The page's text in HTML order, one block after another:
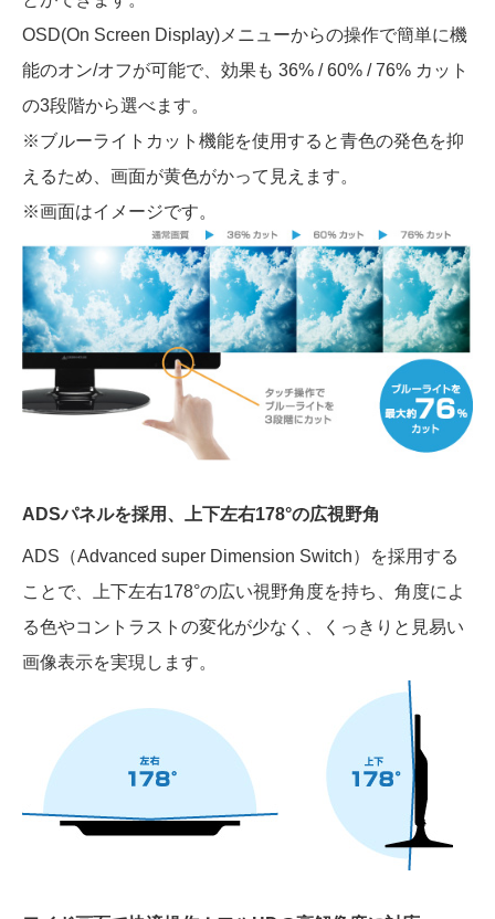
OSD(On Screen Display)メニューからの操作で簡単に機
能のオン/オフが可能で、効果も 36% / 60% / 76% カット
の3段階から選べます。
※ブルーライトカット機能を使用すると青色の発色を抑
えるため、画面が黄色がかって見えます。
※画面はイメージです。
ADSパネルを採用、上下左右178°の広視野角
ADS（Advanced super Dimension Switch）を採用する
ことで、上下左右178°の広い視野角度を持ち、角度によ
る色やコントラストの変化が少なく、くっきりと見易い
画像表示を実現します。